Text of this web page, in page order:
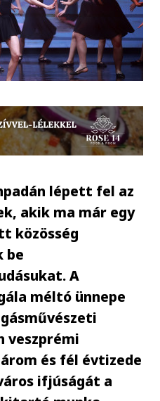
lépett fel az
akik ma már egy
közösség
be
A
méltó ünnepe
veszprémi
és fél évtizede
ifjúságát a